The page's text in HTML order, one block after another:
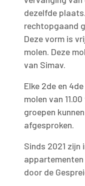
dezelfde
rechtopgaand
Deze vorm is
molen. Deze
van Simav.
Elke 2de en
molen van
groepen
afgesproken.
Sinds 2021 zijn
door de